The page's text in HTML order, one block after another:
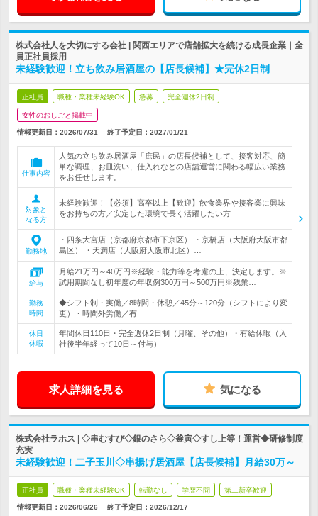
株式会社人を大切にする会社 | 関西エリアで店舗拡大を続ける成長企業｜全
員正社員採用
未経験歓迎！立ち飲み居酒屋の【店長候補】★完休2日制
正社員 職種・業種未経験OK 急募 完全週休2日制
女性のおしごと掲載中
情報更新日：2026/07/31 終了予定日： 2027/01/21
仕事内容
人気の立ち飲み居酒屋「庶民」の店長候補として、接客対応、簡
単な調理、お皿洗い、仕入れなどの店舗運営に関わる幅広い業務
をお任せします。
対象と
なる方
未経験歓迎！【必須】高卒以上【歓迎】飲食業界や接客業に興味
をお持ちの方／安定した環境で長く活躍したい方
勤務地
・四条大宮店（京都府京都市下京区） ・京橋店（大阪府大阪市都
島区） ・天満店（大阪府大阪市北区）…
給与
月給21万円～40万円※経験・能力等を考慮の上、決定します。※
試用期間なし初年度の年収例300万円～500万円※残業…
勤務
時間
◆シフト制・実働／8時間・休憩／45分～120分（シフトにより変
更）・時間外労働／有
休日
休暇
年間休日110日・完全週休2日制（月曜、その他）・有給休暇（入
社後半年経って10日～付与）
求人詳細を見る 気になる
株式会社ラホス | ◇串むすび◇銀のさら◇釜寅◇すし上等！運営◆研修制度
充実
未経験歓迎！二子玉川◇串揚げ居酒屋【店長候補】月給30万～
正社員 職種・業種未経験OK 転勤なし 学歴不問 第二新卒歓迎
情報更新日：2026/06/26 終了予定日： 2026/12/17